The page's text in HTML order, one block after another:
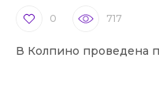
0 717
В Колпино проведена